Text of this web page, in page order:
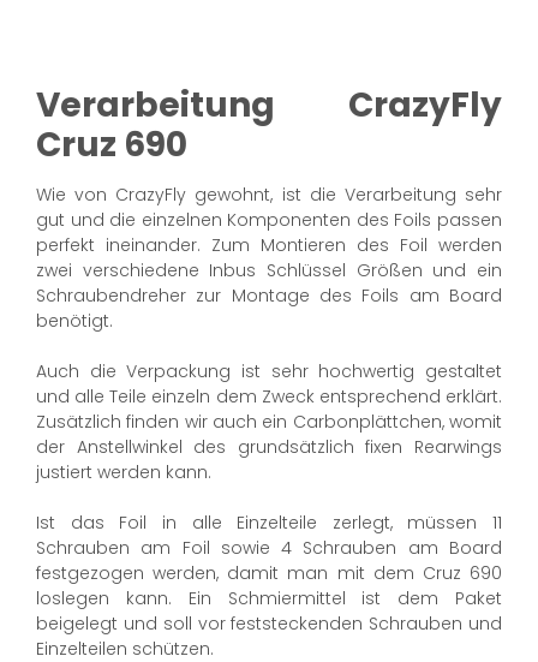
Verarbeitung CrazyFly
Cruz 690
Wie von CrazyFly gewohnt, ist die Verarbeitung sehr
gut und die einzelnen Komponenten des Foils passen
perfekt ineinander. Zum Montieren des Foil werden
zwei verschiedene Inbus Schlüssel Größen und ein
Schraubendreher zur Montage des Foils am Board
benötigt.
Auch die Verpackung ist sehr hochwertig gestaltet
und alle Teile einzeln dem Zweck entsprechend erklärt.
Zusätzlich finden wir auch ein Carbonplättchen, womit
der Anstellwinkel des grundsätzlich fixen Rearwings
justiert werden kann.
Ist das Foil in alle Einzelteile zerlegt, müssen 11
Schrauben am Foil sowie 4 Schrauben am Board
festgezogen werden, damit man mit dem Cruz 690
loslegen kann. Ein Schmiermittel ist dem Paket
beigelegt und soll vor feststeckenden Schrauben und
Einzelteilen schützen.